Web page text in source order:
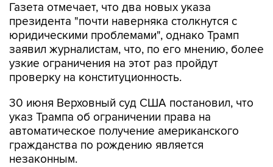
Газета отмечает, что два новых указа
президента "почти наверняка столкнутся с
юридическими проблемами", однако Трамп
заявил журналистам, что, по его мнению, более
узкие ограничения на этот раз пройдут
проверку на конституционность.
30 июня Верховный суд США постановил, что
указ Трампа об ограничении права на
автоматическое получение американского
гражданства по рождению является
незаконным.